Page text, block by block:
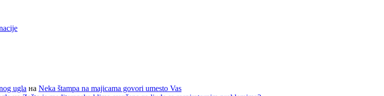
ugla на Neka štampa na majicama govori umesto Vas